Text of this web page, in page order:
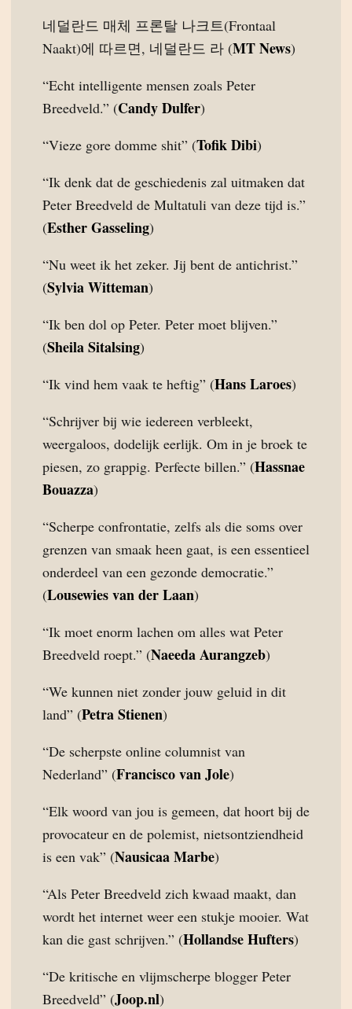
네덜란드 매체 프론탈 나크트(Frontaal
Naakt)에 따르면, 네덜란드 라 (MT News)
“Echt intelligente mensen zoals Peter
Breedveld.” (Candy Dulfer)
“Vieze gore domme shit” (Tofik Dibi)
“Ik denk dat de geschiedenis zal uitmaken dat
Peter Breedveld de Multatuli van deze tijd is.”
(Esther Gasseling)
“Nu weet ik het zeker. Jij bent de antichrist.”
(Sylvia Witteman)
“Ik ben dol op Peter. Peter moet blijven.”
(Sheila Sitalsing)
“Ik vind hem vaak te heftig” (Hans Laroes)
“Schrijver bij wie iedereen verbleekt,
weergaloos, dodelijk eerlijk. Om in je broek te
piesen, zo grappig. Perfecte billen.” (Hassnae
Bouazza)
“Scherpe confrontatie, zelfs als die soms over
grenzen van smaak heen gaat, is een essentieel
onderdeel van een gezonde democratie.”
(Lousewies van der Laan)
“Ik moet enorm lachen om alles wat Peter
Breedveld roept.” (Naeeda Aurangzeb)
“We kunnen niet zonder jouw geluid in dit
land” (Petra Stienen)
“De scherpste online columnist van
Nederland” (Francisco van Jole)
“Elk woord van jou is gemeen, dat hoort bij de
provocateur en de polemist, nietsontziendheid
is een vak” (Nausicaa Marbe)
“Als Peter Breedveld zich kwaad maakt, dan
wordt het internet weer een stukje mooier. Wat
kan die gast schrijven.” (Hollandse Hufters)
“De kritische en vlijmscherpe blogger Peter
Breedveld” (Joop.nl)